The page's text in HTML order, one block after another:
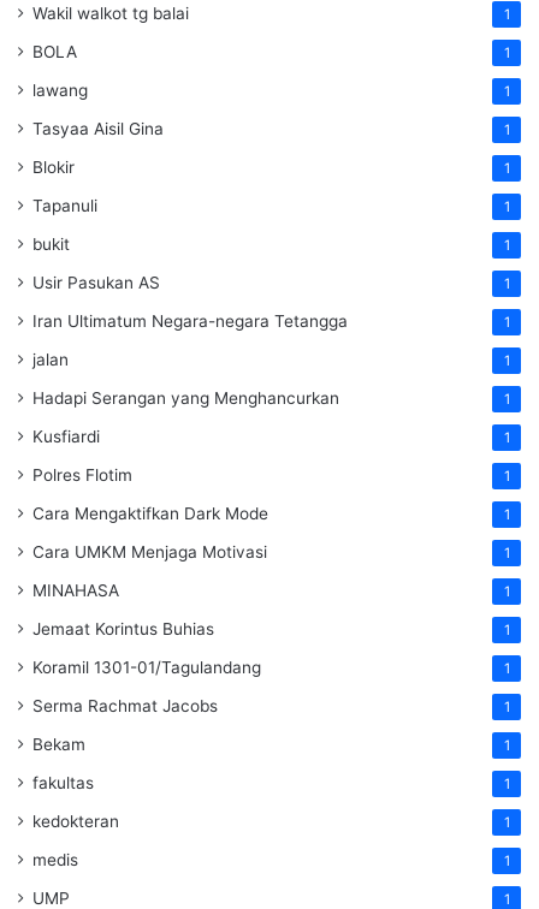
Wakil walkot tg balai 1
BOLA 1
lawang 1
Tasyaa Aisil Gina 1
Blokir 1
Tapanuli 1
bukit 1
Usir Pasukan AS 1
Iran Ultimatum Negara-negara Tetangga 1
jalan 1
Hadapi Serangan yang Menghancurkan 1
Kusfiardi 1
Polres Flotim 1
Cara Mengaktifkan Dark Mode 1
Cara UMKM Menjaga Motivasi 1
MINAHASA 1
Jemaat Korintus Buhias 1
Koramil 1301-01/Tagulandang 1
Serma Rachmat Jacobs 1
Bekam 1
fakultas 1
kedokteran 1
medis 1
UMP 1